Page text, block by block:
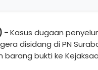
-Kasus dugaan
disidang di PN
bukti ke